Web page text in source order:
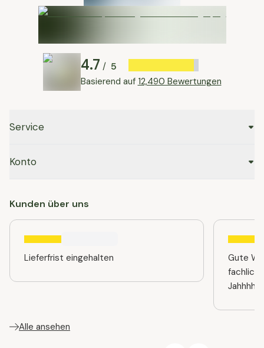
4.7 / 5
Basierend auf 12,490 Bewertungen
Service
Konto
Kunden über uns
Lieferfrist eingehalten
Gute
fachlich
Alle ansehen